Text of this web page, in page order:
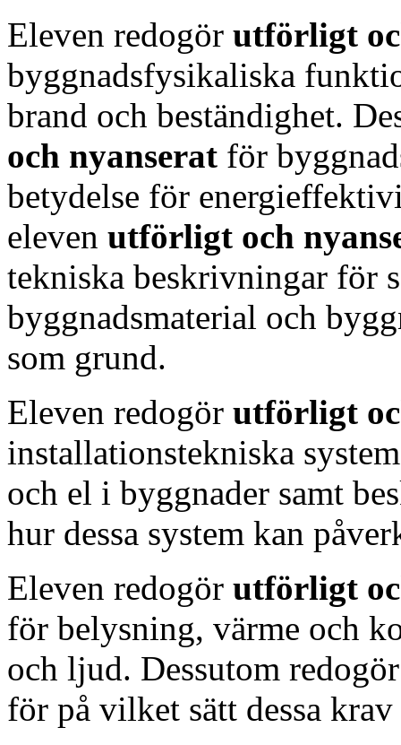
Eleven redogör utförligt
byggnadsfysikaliska
brand och beständighet.
och nyanserat för
betydelse för
eleven utförligt och
tekniska beskrivningar för
byggnadsmaterial och
som grund.
Eleven redogör utförligt
installationstekniska
och el i byggnader samt
hur dessa system kan
Eleven redogör utförligt
för belysning, värme och
och ljud. Dessutom
för på vilket sätt dessa